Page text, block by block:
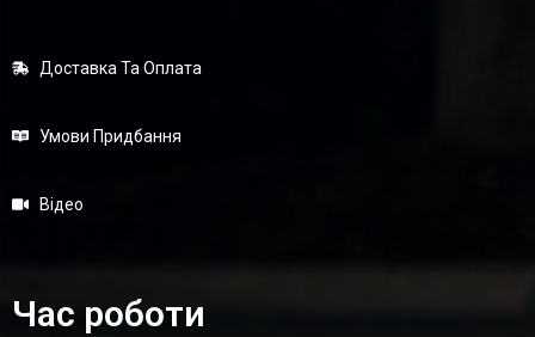
Доставка Та Оплата
Умови Придбання
Відео
Час роботи